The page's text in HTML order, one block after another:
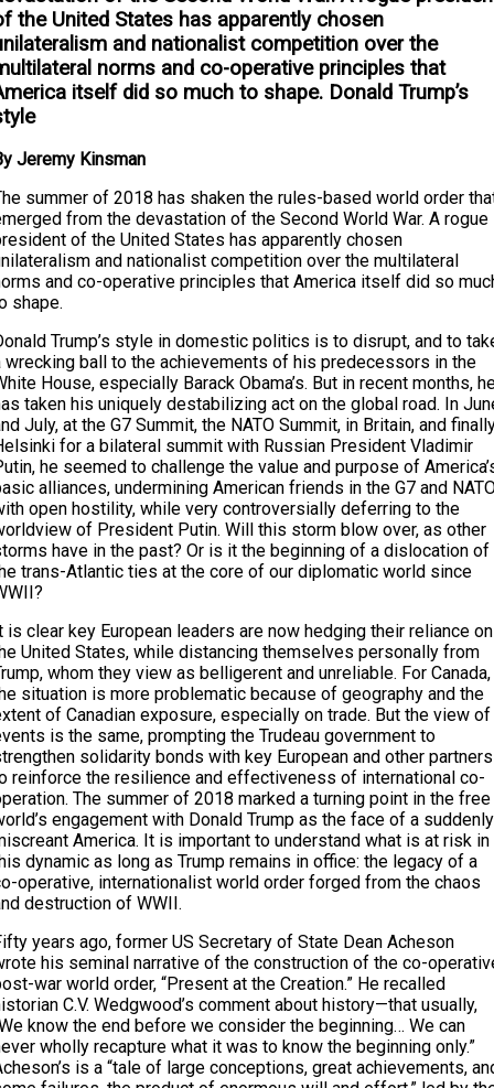
the United States has apparently chosen
and nationalist competition over the
norms and co-operative principles that
itself did so much to shape. Donald Trump’s
Jeremy Kinsman
summer of 2018 has shaken the rules-based world order
from the devastation of the Second World War. A rogue
of the United States has apparently chosen
and nationalist competition over the multilateral
and co-operative principles that America itself did so
shape.
Trump’s style in domestic politics is to disrupt, and to
wrecking ball to the achievements of his predecessors in the
House, especially Barack Obama’s. But in recent months,
taken his uniquely destabilizing act on the global road. In
July, at the G7 Summit, the NATO Summit, in Britain, and
for a bilateral summit with Russian President Vladimir
he seemed to challenge the value and purpose of
alliances, undermining American friends in the G7 and
open hostility, while very controversially deferring to the
of President Putin. Will this storm blow over, as other
have in the past? Or is it the beginning of a dislocation of
trans-Atlantic ties at the core of our diplomatic world since
is clear key European leaders are now hedging their reliance on
United States, while distancing themselves personally from
whom they view as belligerent and unreliable. For Canada,
situation is more problematic because of geography and the
of Canadian exposure, especially on trade. But the view of
is the same, prompting the Trudeau government to
solidarity bonds with key European and other partners
reinforce the resilience and effectiveness of international co-
The summer of 2018 marked a turning point in the free
engagement with Donald Trump as the face of a suddenly
America. It is important to understand what is at risk in
dynamic as long as Trump remains in office: the legacy of a
operative, internationalist world order forged from the chaos
destruction of WWII.
years ago, former US Secretary of State Dean Acheson
his seminal narrative of the construction of the co-
war world order, “Present at the Creation.” He recalled
C.V. Wedgwood’s comment about history—that usually,
know the end before we consider the beginning… We can
wholly recapture what it was to know the beginning only.”
is a “tale of large conceptions, great achievements,